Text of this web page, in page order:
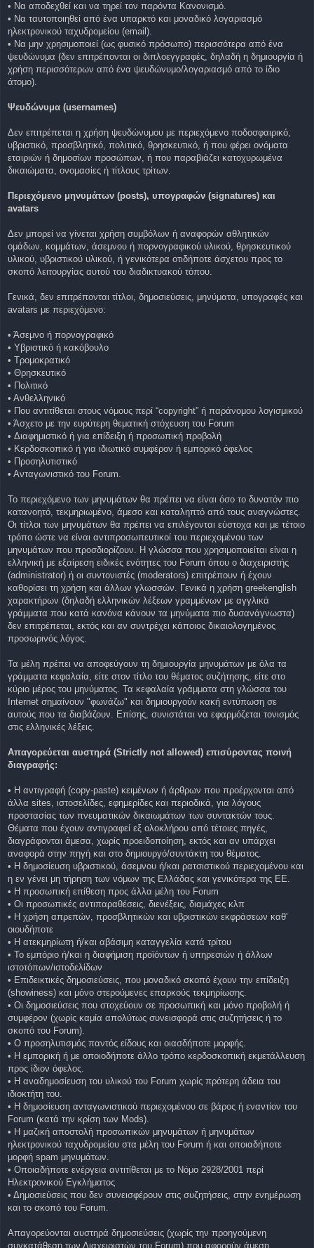
• Να αποδεχθεί και να τηρεί τον παρόντα Κανονισμό.
• Να ταυτοποιηθεί από ένα υπαρκτό και μοναδικό λογαριασμό
ηλεκτρονικού ταχυδρομείου (email).
• Να μην χρησιμοποιεί (ως φυσικό πρόσωπο) περισσότερα από ένα
ψευδώνυμα (δεν επιτρέπονται οι διπλοεγγραφές, δηλαδή η δημιουργία ή
χρήση περισσότερων από ένα ψευδώνυμο/λογαριασμό από το ίδιο
άτομο).
Ψευδώνυμα (usernames)
Δεν επιτρέπεται η χρήση ψευδώνυμου με περιεχόμενο ποδοσφαιρικό,
υβριστικό, προσβλητικό, πολιτικό, θρησκευτικό, ή που φέρει ονόματα
εταιριών ή δημοσίων προσώπων, ή που παραβιάζει κατοχυρωμένα
δικαιώματα, ονομασίες ή τίτλους τρίτων.
Περιεχόμενο μηνυμάτων (posts), υπογραφών (signatures) και
avatars
Δεν μπορεί να γίνεται χρήση συμβόλων ή αναφορών αθλητικών
ομάδων, κομμάτων, άσεμνου ή πορνογραφικού υλικού, θρησκευτικού
υλικού, υβριστικού υλικού, ή γενικότερα οτιδήποτε άσχετου προς το
σκοπό λειτουργίας αυτού του διαδικτυακού τόπου.
Γενικά, δεν επιτρέπονται τίτλοι, δημοσιεύσεις, μηνύματα, υπογραφές και
avatars με περιεχόμενο:
• Άσεμνο ή πορνογραφικό
• Υβριστικό ή κακόβουλο
• Τρομοκρατικό
• Θρησκευτικό
• Πολιτικό
• Ανθελληνικό
• Που αντιτίθεται στους νόμους περί “copyright” ή παράνομου λογισμικού
• Άσχετο με την ευρύτερη θεματική στόχευση του Forum
• Διαφημιστικό ή για επίδειξη ή προσωπική προβολή
• Κερδοσκοπικό ή για ιδιωτικό συμφέρον ή εμπορικό όφελος
• Προσηλυτιστικό
• Ανταγωνιστικό του Forum.
Το περιεχόμενο των μηνυμάτων θα πρέπει να είναι όσο το δυνατόν πιο
κατανοητό, τεκμηριωμένο, άμεσο και καταληπτό από τους αναγνώστες.
Οι τίτλοι των μηνυμάτων θα πρέπει να επιλέγονται εύστοχα και με τέτοιο
τρόπο ώστε να είναι αντιπροσωπευτικοί του περιεχομένου των
μηνυμάτων που προσδιορίζουν. Η γλώσσα που χρησιμοποιείται είναι η
ελληνική με εξαίρεση ειδικές ενότητες του Forum όπου ο διαχειριστής
(administrator) ή οι συντονιστές (moderators) επιτρέπουν ή έχουν
καθορίσει τη χρήση και άλλων γλωσσών. Γενικά η χρήση greekenglish
χαρακτήρων (δηλαδή ελληνικών λέξεων γραμμένων με αγγλικά
γράμματα που κατά κανόνα κάνουν τα μηνύματα πιο δυσανάγνωστα)
δεν επιτρέπεται, εκτός και αν συντρέχει κάποιος δικαιολογημένος
προσωρινός λόγος.
Τα μέλη πρέπει να αποφεύγουν τη δημιουργία μηνυμάτων με όλα τα
γράμματα κεφαλαία, είτε στον τίτλο του θέματος συζήτησης, είτε στο
κύριο μέρος του μηνύματος. Τα κεφαλαία γράμματα στη γλώσσα του
Internet σημαίνουν "φωνάζω" και δημιουργούν κακή εντύπωση σε
αυτούς που τα διαβάζουν. Επίσης, συνιστάται να εφαρμόζεται τονισμός
στις ελληνικές λέξεις.
Απαγορεύεται αυστηρά (Strictly not allowed) επισύροντας ποινή
διαγραφής:
• Η αντιγραφή (copy-paste) κειμένων ή άρθρων που προέρχονται από
άλλα sites, ιστοσελίδες, εφημερίδες και περιοδικά, για λόγους
προστασίας των πνευματικών δικαιωμάτων των συντακτών τους.
Θέματα που έχουν αντιγραφεί εξ ολοκλήρου από τέτοιες πηγές,
διαγράφονται άμεσα, χωρίς προειδοποίηση, εκτός και αν υπάρχει
αναφορά στην πηγή και στο δημιουργό/συντάκτη του θέματος.
• Η δημοσίευση υβριστικού, άσεμνου ή/και ρατσιστικού περιεχομένου και
η εν γένει μη τήρηση των νόμων της Ελλάδας και γενικότερα της ΕΕ.
• Η προσωπική επίθεση προς άλλα μέλη του Forum
• Οι προσωπικές αντιπαραθέσεις, διενέξεις, διαμάχες κλπ
• Η χρήση απρεπών, προσβλητικών και υβριστικών εκφράσεων καθ'
οιουδήποτε
• Η ατεκμηρίωτη ή/και αβάσιμη καταγγελία κατά τρίτου
• Το εμπόριο ή/και η διαφήμιση προϊόντων ή υπηρεσιών ή άλλων
ιστοτόπων/ιστοδελίδων
• Επιδεικτικές δημοσιεύσεις, που μοναδικό σκοπό έχουν την επίδειξη
(showiness) και μόνο στερούμενες επαρκούς τεκμηρίωσης.
• Οι δημοσιεύσεις που στοχεύουν σε προσωπική και μόνο προβολή ή
συμφέρον (χωρίς καμία απολύτως συνεισφορά στις συζητήσεις ή το
σκοπό του Forum).
• Ο προσηλυτισμός παντός είδους και οιασδήποτε μορφής.
• Η εμπορική ή με οποιοδήποτε άλλο τρόπο κερδοσκοπική εκμετάλλευση
προς ίδιον όφελος.
• Η αναδημοσίευση του υλικού του Forum χωρίς πρότερη άδεια του
ιδιοκτήτη του.
• Η δημοσίευση ανταγωνιστικού περιεχομένου σε βάρος ή εναντίον του
Forum (κατά την κρίση των Mods).
• Η μαζική αποστολή προσωπικών μηνυμάτων ή μηνυμάτων
ηλεκτρονικού ταχυδρομείου στα μέλη του Forum ή και οποιαδήποτε
μορφή spam μηνυμάτων.
• Οποιαδήποτε ενέργεια αντιτίθεται με το Νόμο 2928/2001 περί
Ηλεκτρονικού Εγκλήματος
• Δημοσιεύσεις που δεν συνεισφέρουν στις συζητήσεις, στην ενημέρωση
και το σκοπό του Forum.
Απαγορεύονται αυστηρά δημοσιεύσεις (χωρίς την προηγούμενη
συγκατάθεση των Διαχειριστών του Forum) που αφορούν άμεση